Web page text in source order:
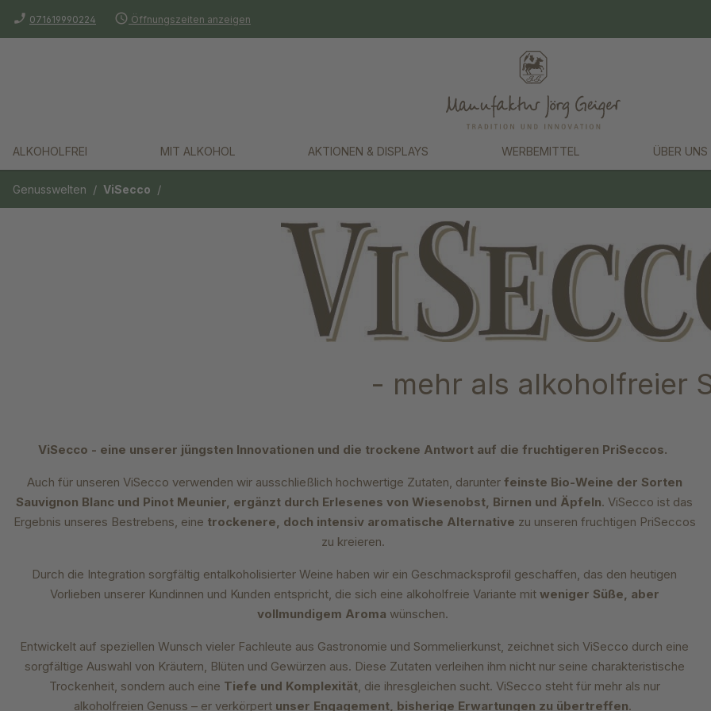
Zur Hauptnavigation springen
phone_enabled 071619990224 schedule Öffnungszeiten anzeigen
ALKOHOLFREI MIT ALKOHOL AKTIONEN & DISPLAYS WERBEMITTEL ÜBER UNS
Genusswelten / ViSecco /
- mehr als alkoholfreier
ViSecco - eine unserer jüngsten Innovationen und die trockene Antwort auf die fruchtigeren PriSeccos.
Auch für unseren ViSecco verwenden wir ausschließlich hochwertige Zutaten, darunter feinste Bio-Weine der Sorten
Sauvignon Blanc und Pinot Meunier, ergänzt durch Erlesenes von Wiesenobst, Birnen und Äpfeln. ViSecco ist das
Ergebnis unseres Bestrebens, eine trockenere, doch intensiv aromatische Alternative zu unseren fruchtigen PriSeccos
zu kreieren.
Durch die Integration sorgfältig entalkoholisierter Weine haben wir ein Geschmacksprofil geschaffen, das den heutigen
Vorlieben unserer Kundinnen und Kunden entspricht, die sich eine alkoholfreie Variante mit weniger Süße, aber
vollmundigem Aroma wünschen.
Entwickelt auf speziellen Wunsch vieler Fachleute aus Gastronomie und Sommelierkunst, zeichnet sich ViSecco durch eine
sorgfältige Auswahl von Kräutern, Blüten und Gewürzen aus. Diese Zutaten verleihen ihm nicht nur seine charakteristische
Trockenheit, sondern auch eine Tiefe und Komplexität, die ihresgleichen sucht. ViSecco steht für mehr als nur
alkoholfreien Genuss – er verkörpert unser Engagement, bisherige Erwartungen zu übertreffen.